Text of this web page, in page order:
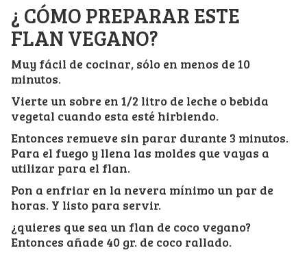
¿ CÓMO PREPARAR ESTE
FLAN VEGANO?
Muy fácil de cocinar, sólo en menos de 10
minutos.
Vierte un sobre en 1/2 litro de leche o bebida
vegetal cuando esta esté hirbiendo.
Entonces remueve sin parar durante 3 minutos.
Para el fuego y llena las moldes que vayas a
utilizar para el flan.
Pon a enfriar en la nevera mínimo un par de
horas. Y listo para servir.
¿quieres que sea un flan de coco vegano?
Entonces añade 40 gr. de coco rallado.